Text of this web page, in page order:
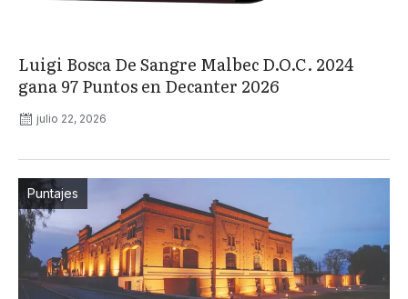
Luigi Bosca De Sangre Malbec D.O.C. 2024
gana 97 Puntos en Decanter 2026
julio 22, 2026
Puntajes